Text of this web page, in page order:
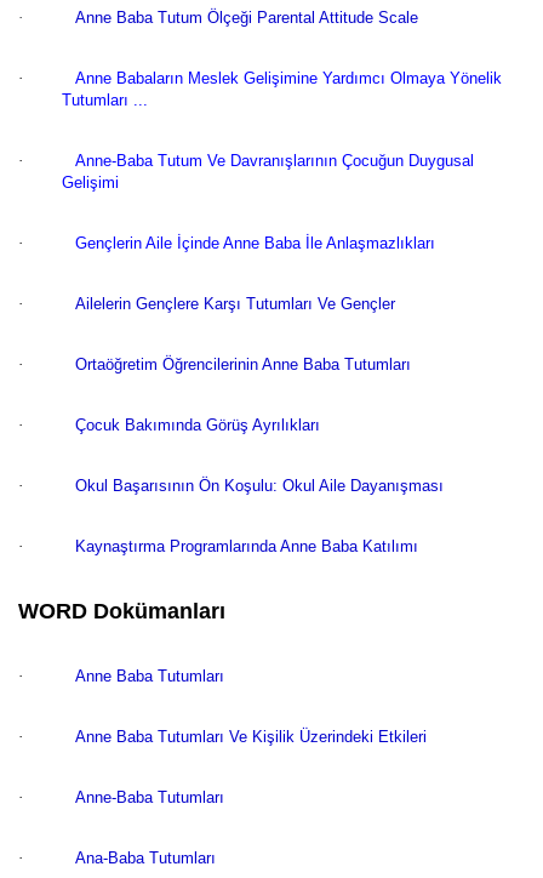
· Anne Baba Tutum Ölçeği Parental Attitude Scale
·
Anne Babaların Meslek Gelişimine Yardımcı Olmaya Yönelik
Tutumları ...
·
Anne-Baba Tutum Ve Davranışlarının Çocuğun Duygusal
Gelişimi
· Gençlerin Aile İçinde Anne Baba İle Anlaşmazlıkları
· Ailelerin Gençlere Karşı Tutumları Ve Gençler
· Ortaöğretim Öğrencilerinin Anne Baba Tutumları
· Çocuk Bakımında Görüş Ayrılıkları
· Okul Başarısının Ön Koşulu: Okul Aile Dayanışması
· Kaynaştırma Programlarında Anne Baba Katılımı
WORD Dokümanları
· Anne Baba Tutumları
· Anne Baba Tutumları Ve Kişilik Üzerindeki Etkileri
· Anne-Baba Tutumları
· Ana-Baba Tutumları